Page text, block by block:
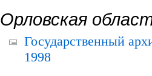
Орловская
Государственный
1998